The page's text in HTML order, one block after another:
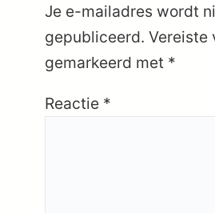
Je e-mailadres wordt
gepubliceerd. Vereiste
gemarkeerd met *
Reactie *